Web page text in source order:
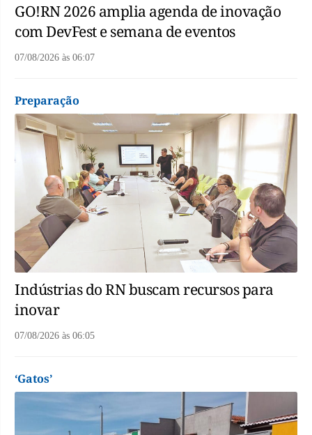
GO!RN 2026 amplia agenda de inovação
com DevFest e semana de eventos
07/08/2026 às 06:07
Preparação
Indústrias do RN buscam recursos para
inovar
07/08/2026 às 06:05
‘Gatos’